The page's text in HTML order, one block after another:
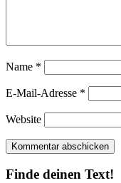
Name *
E-Mail-Adresse *
Website
Finde deinen Text!